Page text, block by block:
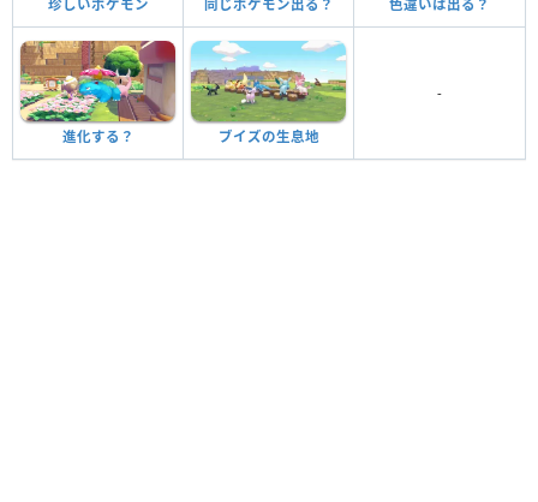
珍しいポケモン 同じポケモン出る？ 色違いは出る？
進化する？ ブイズの生息地
-